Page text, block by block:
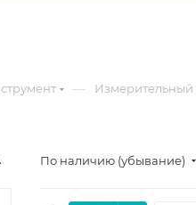
— Измерительный
По наличию (убывание)